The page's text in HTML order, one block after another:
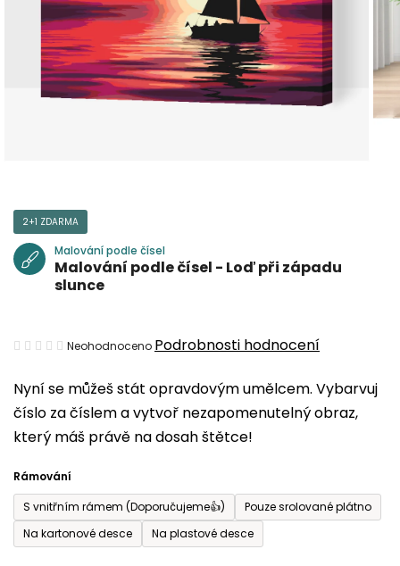
Nyní se můžeš stát opravdovým umělcem. Vybarvuj
číslo za číslem a vytvoř nezapomenutelný obraz,
který máš právě na dosah štětce!
Rámování
S vnitřním rámem (Doporučujeme👍)
Pouze srolované plátno
Na kartonové desce
Na plastové desce
2+1 ZDARMA
Malování podle čísel
Malování podle čísel - Loď při západu
slunce
Průměrné
produktu
je
0,0
5
hvězdiček.
Neohodnoceno Podrobnosti hodnocení